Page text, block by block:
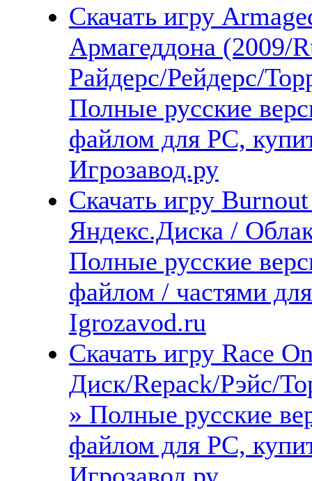
Скачать игру
Армагеддона (2009/
Райдерс/Рейдерс/
Полные русские
файлом для PC,
Игрозавод.ру
Скачать игру
Яндекс.Диска /
Полные русские
файлом / частями
Igrozavod.ru
Скачать игру Race
Диск/Repack/Рэйс/
» Полные русские
файлом для PC,